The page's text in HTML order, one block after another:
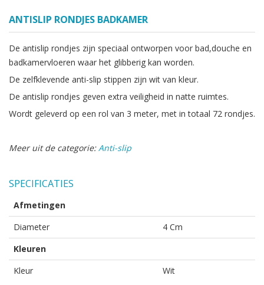
ANTISLIP RONDJES BADKAMER
De antislip rondjes zijn speciaal ontworpen voor bad,douche en
badkamervloeren waar het glibberig kan worden.
De zelfklevende anti-slip stippen zijn wit van kleur.
De antislip rondjes geven extra veiligheid in natte ruimtes.
Wordt geleverd op een rol van 3 meter, met in totaal 72 rondjes.
Meer uit de categorie: Anti-slip
SPECIFICATIES
Afmetingen
Diameter
4 Cm
Kleuren
Kleur
Wit